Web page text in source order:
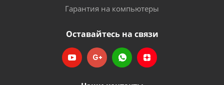
Гарантия на компьютеры
Оставайтесь на связи